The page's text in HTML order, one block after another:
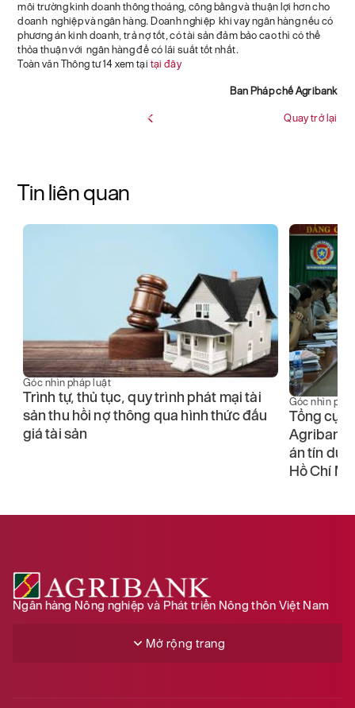
môi trường kinh doanh thông thoáng, công bằng và thuận lợi hơn cho
doanh nghiệp và ngân hàng. Doanh nghiệp khi vay ngân hàng nếu có
phương án kinh doanh, trả nợ tốt, có tài sản đảm bảo cao thì có thể
thỏa thuận với ngân hàng để có lãi suất tốt nhất.
Toàn văn Thông tư 14 xem tại tại đây
Ban Pháp chế Agribank
Quay trở lại
Tin liên quan
Góc nhìn pháp luật
Trình tự, thủ tục, quy trình phát mại tài
sản thu hồi nợ thông qua hình thức đấu
giá tài sản
Góc nhìn
Tổng cục
Agribank
án tín
Hồ Chí
Ngân hàng Nông nghiệp và Phát triển Nông thôn Việt Nam
Mở rộng trang